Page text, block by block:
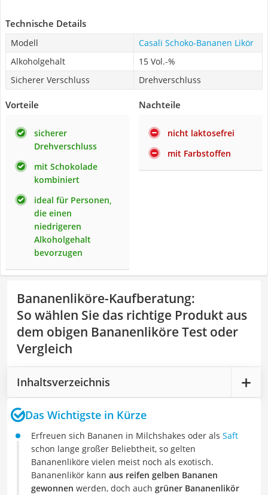
Technische Details
Modell
Casali Schoko-Bananen Likör
Alkoholgehalt
15 Vol.-%
Sicherer Verschluss
Drehverschluss
Vorteile
sicherer
Drehverschluss
mit Schokolade
kombiniert
ideal für Personen,
die einen
niedrigeren
Alkoholgehalt
bevorzugen
Nachteile
nicht laktosefrei
mit Farbstoffen
Bananenliköre-Kaufberatung:
So wählen Sie das richtige Produkt aus
dem obigen Bananenliköre Test oder
Vergleich
Inhaltsverzeichnis
Das Wichtigste in Kürze
Erfreuen sich Bananen in Milchshakes oder als Saft
schon lange großer Beliebtheit, so gelten
Bananenliköre vielen meist noch als exotisch.
Bananenlikör kann aus reifen gelben Bananen
gewonnen werden, doch auch grüner Bananenlikör